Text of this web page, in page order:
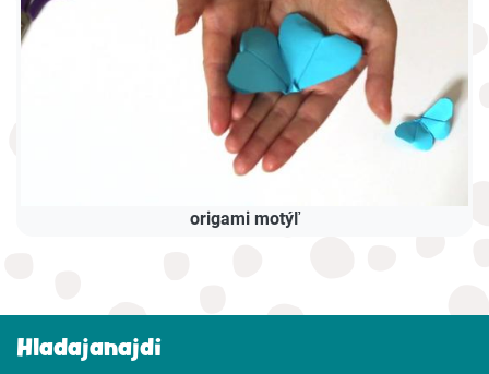
origami motýľ
Hladajanajdi